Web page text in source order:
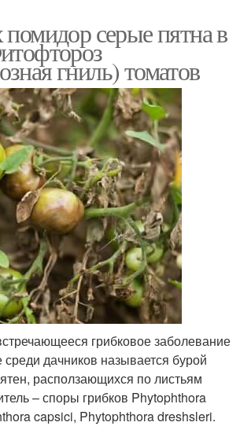
серые пятна в
гниль) томатов
грибковое заболевание
дачников называется бурой
расползающихся по листьям
– споры грибков Phytophthora
capsici, Phytophthora dreshsleri.